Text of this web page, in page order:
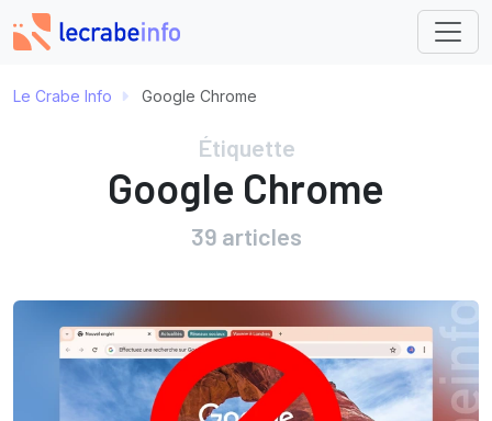
Le Crabe Info Google Chrome
Étiquette
Google Chrome
39 articles